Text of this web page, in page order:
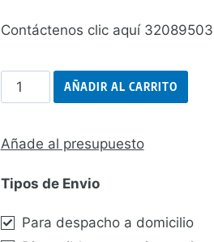
Contáctenos clic aquí
Resorte
M1
AÑADIR AL CARRITO
Añade al presupuesto
Tipos de Envio
Para despacho a domicilio